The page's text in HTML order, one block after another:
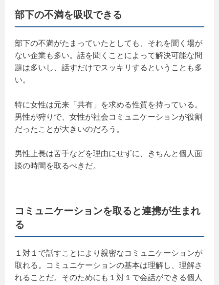
部下の不満を吸収できる
部下の不満がたまっていたとしても、それを聞く場が
ない企業も多い。話を聞くことによって解決可能な問
題は多いし、話すだけでスッキリするということも多
い。
特に女性は元来「共有」を求める性質を持っている。
男性が狩りで、女性が社会コミュニケーションが役割
だったことが大きいのだろう。
男性上長は苦手などを理由にせずに、きちんと個人面
談の時間を取るべきだ。
コミュニケーションを取ると連携が生まれ
る
１対１で話すことにより親密なコミュニケーションが
取れる。コミュニケーションの基本は理解し、理解さ
れることだ。そのためにも１対１で会話ができる個人